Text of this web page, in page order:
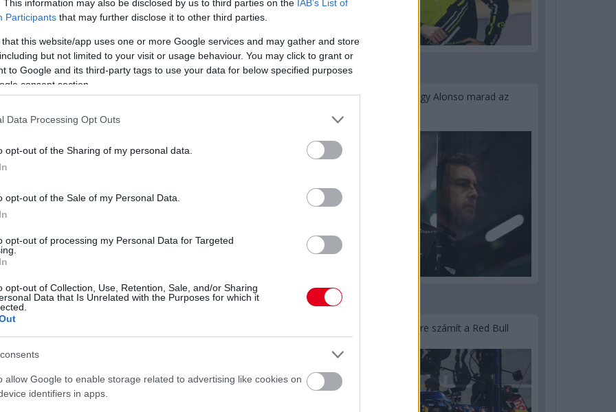
This information may also be disclosed by us to third parties on the IAB’s List of
Participants that may further disclose it to other third parties.
that this website/app uses one or more Google services and may gather and store
but not limited to your visit or usage behaviour. You may click to grant or
to Google and its third-party tags to use your data for below specified purposes
consent section.
Data Processing Opt Outs
opt-out of the Sharing of my personal data.
opt-out of the Sale of my Personal Data.
opt-out of processing my Personal Data for Targeted
opt-out of Collection, Use, Retention, Sale, and/or Sharing
Data that Is Unrelated with the Purposes for which it
allow Google to enable storage related to advertising like cookies on
identifiers in apps.
helyen, mögöttük Frijns menekül a Jota elől. Az utolsó
nem lesz Le Mans-i kategóriagyőztes! Éles csata az
1 napja
Newey biztos benne, hogy Alonso marad az
2 napja
Lassuló fejlesztési ütemre számít a Red Bull